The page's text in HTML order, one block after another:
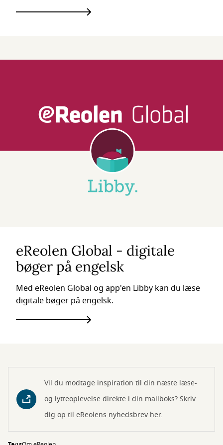
eReolen Global - digitale
bøger på engelsk
Med eReolen Global og app'en Libby kan du læse
digitale bøger på engelsk.
Vil du modtage inspiration til din næste læse-
og lytteoplevelse direkte i din mailboks? Skriv
dig op til eReolens nyhedsbrev her.